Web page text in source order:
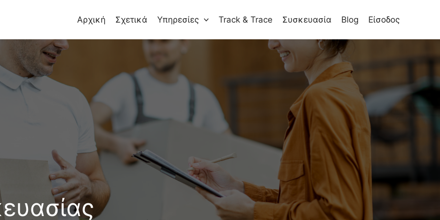
Αρχική Σχετικά Υπηρεσίες Track & Trace Συσκευασία Blog Είσοδος